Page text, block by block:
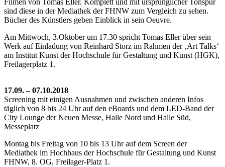
Filmen von Tomas Eller. Komplett und mit ursprünglicher Tonspur
sind diese in der Mediathek der FHNW zum Vergleich zu sehen.
Bücher des Künstlers geben Einblick in sein Oeuvre.
Am Mittwoch, 3.Oktober um 17.30 spricht Tomas Eller über sein
Werk auf Einladung von Reinhard Storz im Rahmen der ‚Art Talks‘
am Institut Kunst der Hochschule für Gestaltung und Kunst (HGK),
Freilagerplatz 1.
17.09. – 07.10.2018
Screening mit einigen Ausnahmen und zwischen anderen Infos
täglich von 8 bis 24 Uhr auf den eBoards und dem LED-Band der
City Lounge der Neuen Messe, Halle Nord und Halle Süd,
Messeplatz
Montag bis Freitag von 10 bis 13 Uhr auf dem Screen der
Mediathek im Hochhaus der Hochschule für Gestaltung und Kunst
FHNW, 8. OG, Freilager-Platz 1.